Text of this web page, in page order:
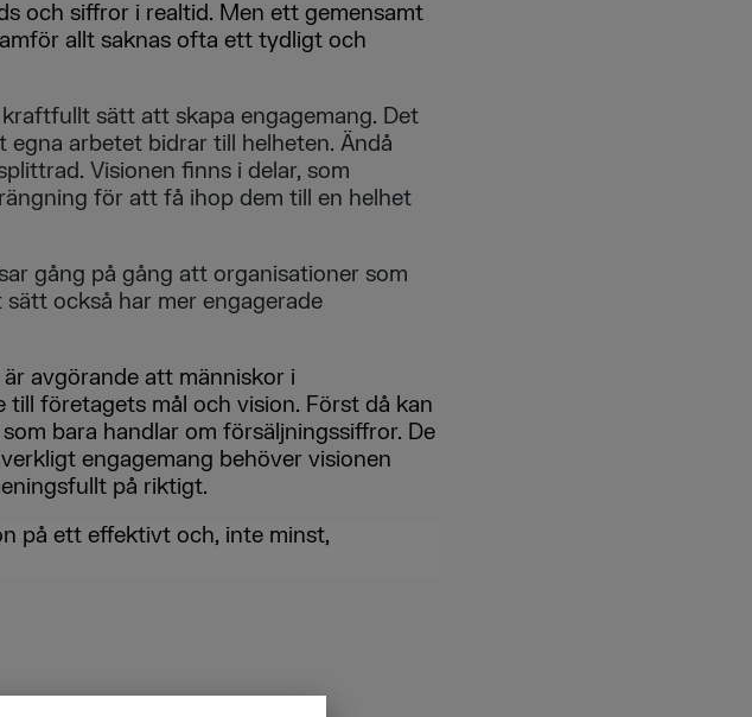
och siffror i realtid. Men ett gemensamt
allt saknas ofta ett tydligt och
sätt att skapa engagemang. Det
arbetet bidrar till helheten. Ändå
Visionen finns i delar, som
för att få ihop dem till en helhet
gång på gång att organisationer som
också har mer engagerade
avgörande att människor i
företagets mål och vision. Först då kan
bara handlar om försäljningssiffror. De
engagemang behöver visionen
på riktigt.
på ett effektivt och, inte minst,